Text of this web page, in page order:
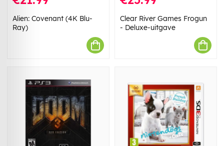
Alien: Covenant (4K Blu-
Ray)
Clear River Games Frogun
- Deluxe-uitgave